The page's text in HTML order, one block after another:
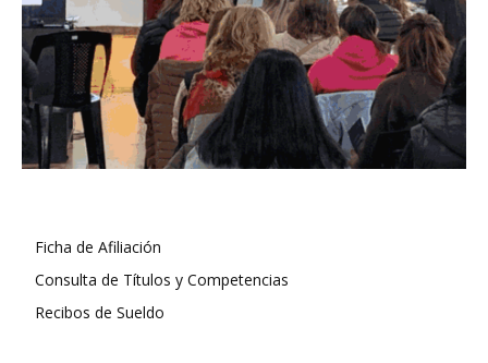
Ficha de Afiliación
Consulta de Títulos y Competencias
Recibos de Sueldo